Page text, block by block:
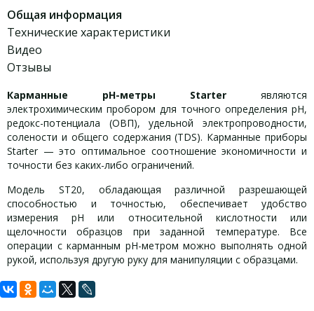
Общая информация
Технические характеристики
Видео
Отзывы
Карманные pH-метры Starter являются
электрохимическим пробором для точного определения pH,
редокс-потенциала (ОВП), удельной электропроводности,
солености и общего содержания (TDS). Карманные приборы
Starter — это оптимальное соотношение экономичности и
точности без каких-либо ограничений.
Модель ST20, обладающая различной разрешающей
способностью и точностью, обеспечивает удобство
измерения pH или относительной кислотности или
щелочности образцов при заданной температуре. Все
операции с карманным pH-метром можно выполнять одной
рукой, используя другую руку для манипуляции с образцами.
Технические характеристики:
Задать вопрос